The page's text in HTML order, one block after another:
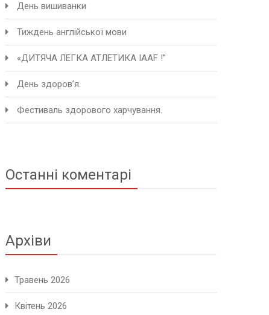
День вишиванки
Тиждень англійської мови
«ДИТЯЧА ЛЕГКА АТЛЕТИКА IAAF !”
День здоров’я.
Фестиваль здорового харчування.
Останні коментарі
Архіви
Травень 2026
Квітень 2026